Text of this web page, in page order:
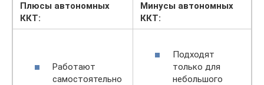
Плюсы автономных
ККТ:
Минусы автономных
ККТ:
Работают
самостоятельно
Подходят
только для
небольшого